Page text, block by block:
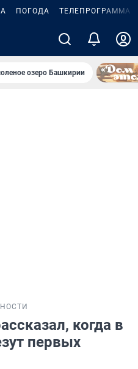
ПОГОДА ТЕЛЕПРОГРАММА
озеро Башкирии
когда в
первых